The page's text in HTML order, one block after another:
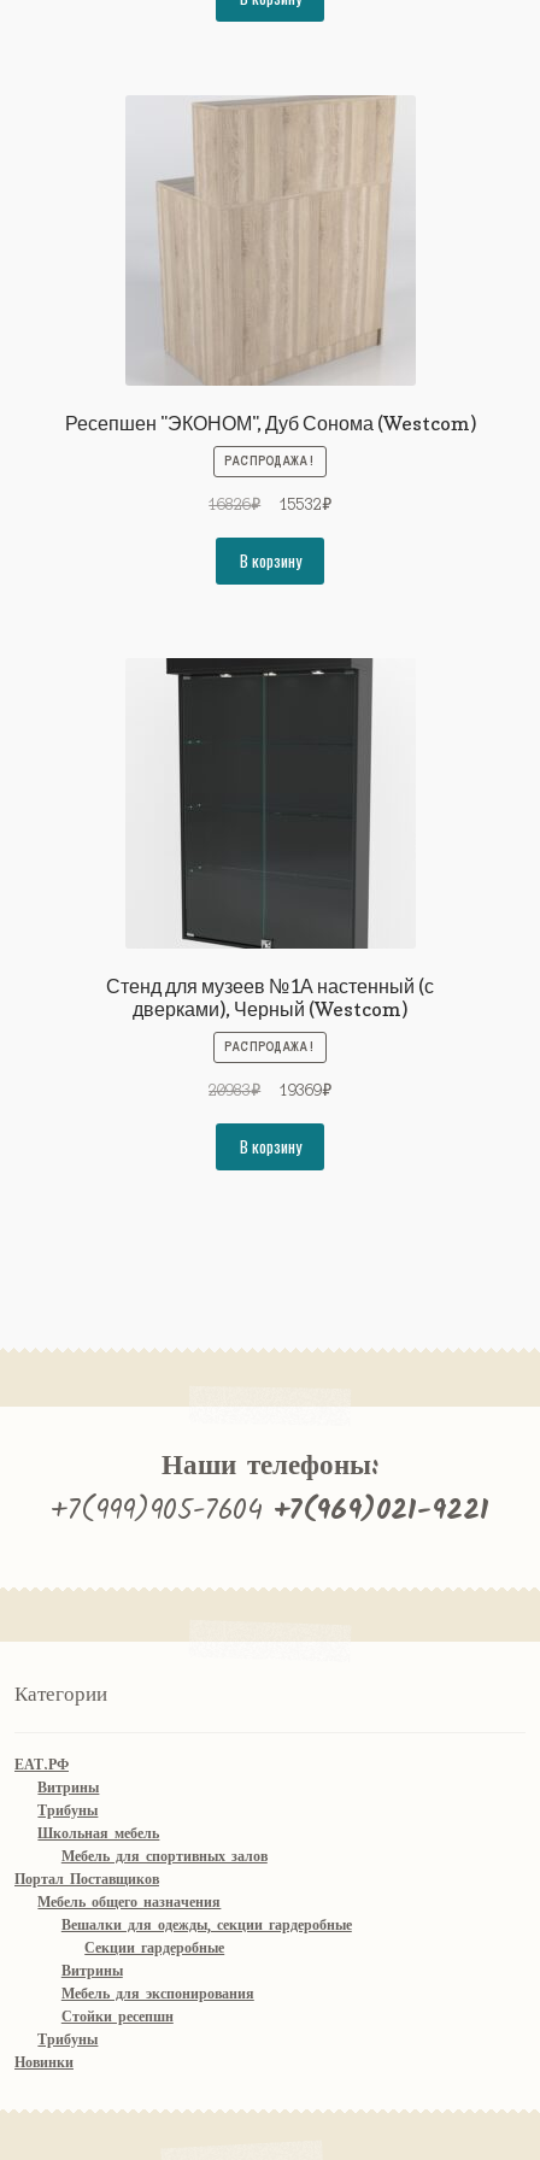
16826₽.
Ресепшен "ЭКОНОМ", Дуб Сонома (Westcom)
РАСПРОДАЖА!
16826₽
Первоначальная
составляла
16826₽.
15532₽Текущая
В корзину
Стенд для музеев №1А настенный (с
дверками), Черный (Westcom)
РАСПРОДАЖА!
20983₽
Первоначальная
составляла
20983₽.
19369₽Текущая
В корзину
Наши телефоны:
+7(999)905-7604 +7(969)021-9221
Категории
ЕАТ.РФ
Витрины
Трибуны
Школьная мебель
Мебель для спортивных залов
Портал Поставщиков
Мебель общего назначения
Вешалки для одежды, секции гардеробные
Секции гардеробные
Витрины
Мебель для экспонирования
Стойки ресепшн
Трибуны
Новинки